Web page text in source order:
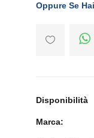
Oppure Se
Disponibilità
Marca: